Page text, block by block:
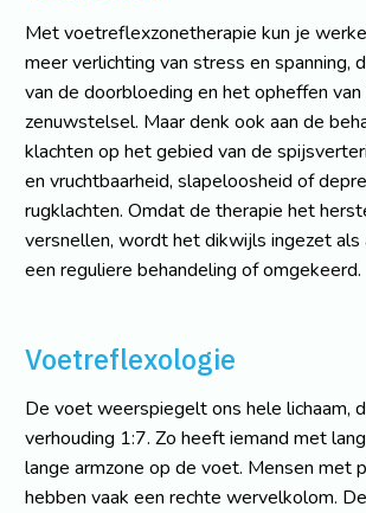
Met voetreflexzonetherapie kun je
meer verlichting van stress en spanning,
van de doorbloeding en het opheffen
zenuwstelsel. Maar denk ook aan de
klachten op het gebied van de
en vruchtbaarheid, slapeloosheid of
rugklachten. Omdat de therapie het
versnellen, wordt het dikwijls ingezet als
een reguliere behandeling of omgekeerd.
Voetreflexologie
De voet weerspiegelt ons hele lichaam,
verhouding 1:7. Zo heeft iemand met
lange armzone op de voet. Mensen met
hebben vaak een rechte wervelkolom.